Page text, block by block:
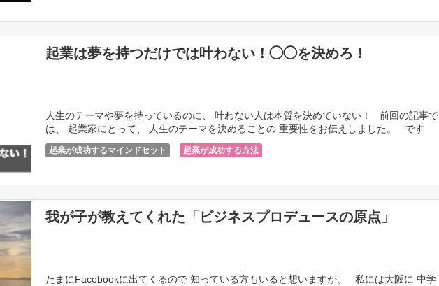
起業は夢を持つだけでは叶わない！◯◯を決めろ！
人生のテーマや夢を持っているのに、 叶わない人は本質を決めていない！ 前回の記事で
は、 起業家にとって、 人生のテーマを決めることの 重要性をお伝えしました。 です
が、 多くの起 […]
起業が成功するマインドセット 起業が成功する方法
我が子が教えてくれた「ビジネスプロデュースの原点」
たまにFacebookに出てくるので 知っている方もいると想いますが、 私には大阪に 中学